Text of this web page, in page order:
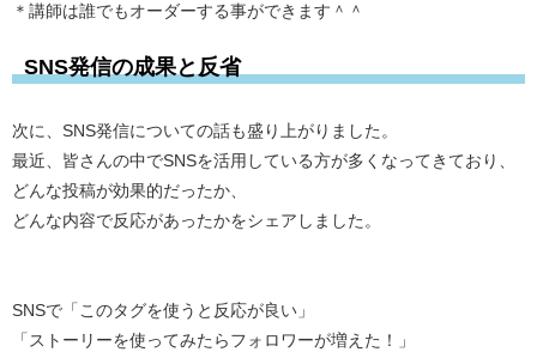
＊講師は誰でもオーダーする事ができます＾＾
SNS発信の成果と反省
次に、SNS発信についての話も盛り上がりました。
最近、皆さんの中でSNSを活用している方が多くなってきており、
どんな投稿が効果的だったか、
どんな内容で反応があったかをシェアしました。
SNSで「このタグを使うと反応が良い」
「ストーリーを使ってみたらフォロワーが増えた！」